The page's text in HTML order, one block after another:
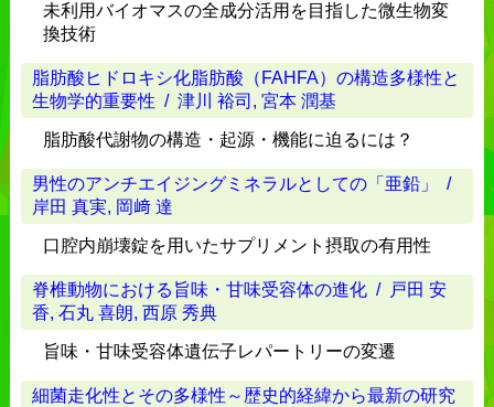
未利用バイオマスの全成分活用を目指した微生物変
換技術
脂肪酸ヒドロキシ化脂肪酸（FAHFA）の構造多様性と
生物学的重要性 / 津川 裕司, 宮本 潤基
脂肪酸代謝物の構造・起源・機能に迫るには？
男性のアンチエイジングミネラルとしての「亜鉛」
/
岸田 真実, 岡﨑 達
口腔内崩壊錠を用いたサプリメント摂取の有用性
脊椎動物における旨味・甘味受容体の進化 / 戸田 安
香, 石丸 喜朗, 西原 秀典
旨味・甘味受容体遺伝子レパートリーの変遷
細菌走化性とその多様性～歴史的経緯から最新の研究